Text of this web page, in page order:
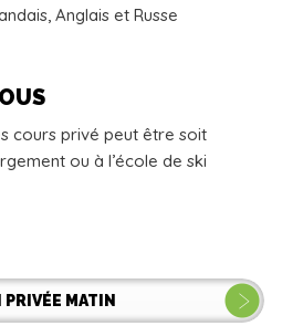
Anglais et Russe
cours privé peut être soit
ou à l’école de ski
PRIVÉE MATIN